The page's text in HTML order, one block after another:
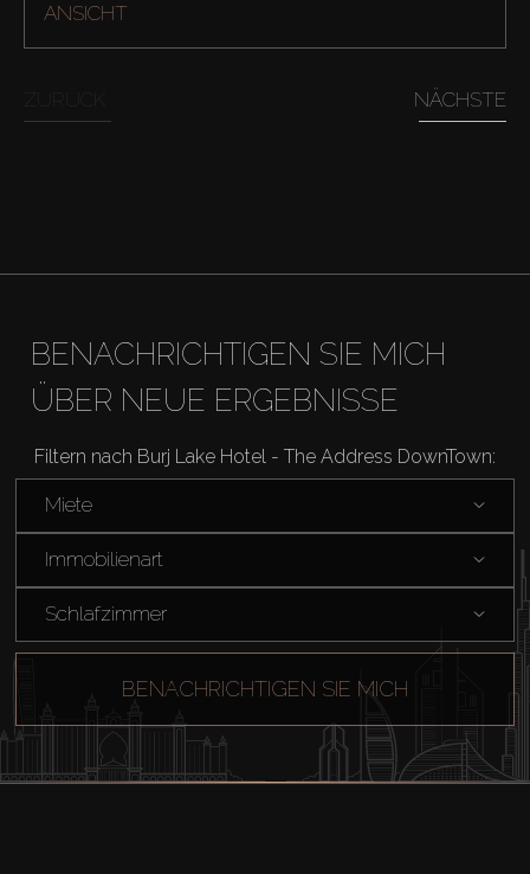
Verkaufen
Off-Plan
About Us
ANSICHT
NÄCHSTE
BENACHRICHTIGEN SIE MICH
ÜBER NEUE ERGEBNISSE
Filtern nach Burj Lake Hotel - The Address DownTown:
Miete
Immobilienart
Schlafzimmer
BENACHRICHTIGEN SIE MICH